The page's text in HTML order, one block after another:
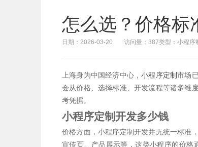
怎么选？价格标
日期：2026-03-20 访问量：387类型：小程序
上海身为中国经济中心，小程序定制市场
会从价格、选择标准、开发流程等诸多维
考凭据。
小程序定制开发多少钱
价格方面，小程序定制开发并无统一标准
宣传页、产品展示等，这类小程序的价